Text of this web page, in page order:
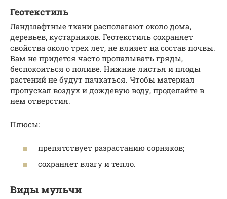
Геотекстиль
Ландшафтные ткани располагают около дома,
деревьев, кустарников. Геотекстиль сохраняет
свойства около трех лет, не влияет на состав почвы.
Вам не придется часто пропалывать гряды,
беспокоиться о поливе. Нижние листья и плоды
растений не будут пачкаться. Чтобы материал
пропускал воздух и дождевую воду, проделайте в
нем отверстия.
Плюсы:
препятствует разрастанию сорняков;
сохраняет влагу и тепло.
Виды мульчи